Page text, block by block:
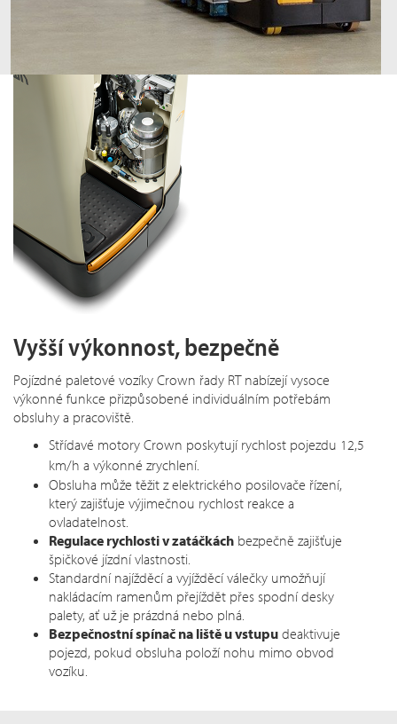
Vyšší výkonnost, bezpečně
Pojízdné paletové vozíky Crown řady RT nabízejí vysoce
výkonné funkce přizpůsobené individuálním potřebám
obsluhy a pracoviště.
Střídavé motory Crown poskytují rychlost pojezdu 12,5
km/h a výkonné zrychlení.
Obsluha může těžit z elektrického posilovače řízení,
který zajišťuje výjimečnou rychlost reakce a
ovladatelnost.
Regulace rychlosti v zatáčkách bezpečně zajišťuje
špičkové jízdní vlastnosti.
Standardní najížděcí a vyjížděcí válečky umožňují
nakládacím ramenům přejíždět přes spodní desky
palety, ať už je prázdná nebo plná.
Bezpečnostní spínač na liště u vstupu deaktivuje
pojezd, pokud obsluha položí nohu mimo obvod
vozíku.